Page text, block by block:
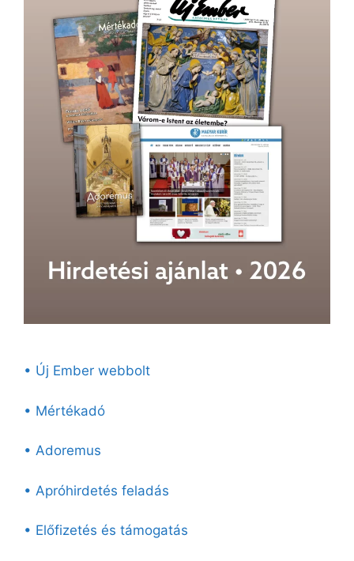
• Új Ember webbolt
• Mértékadó
• Adoremus
• Apróhirdetés feladás
• Előfizetés és támogatás